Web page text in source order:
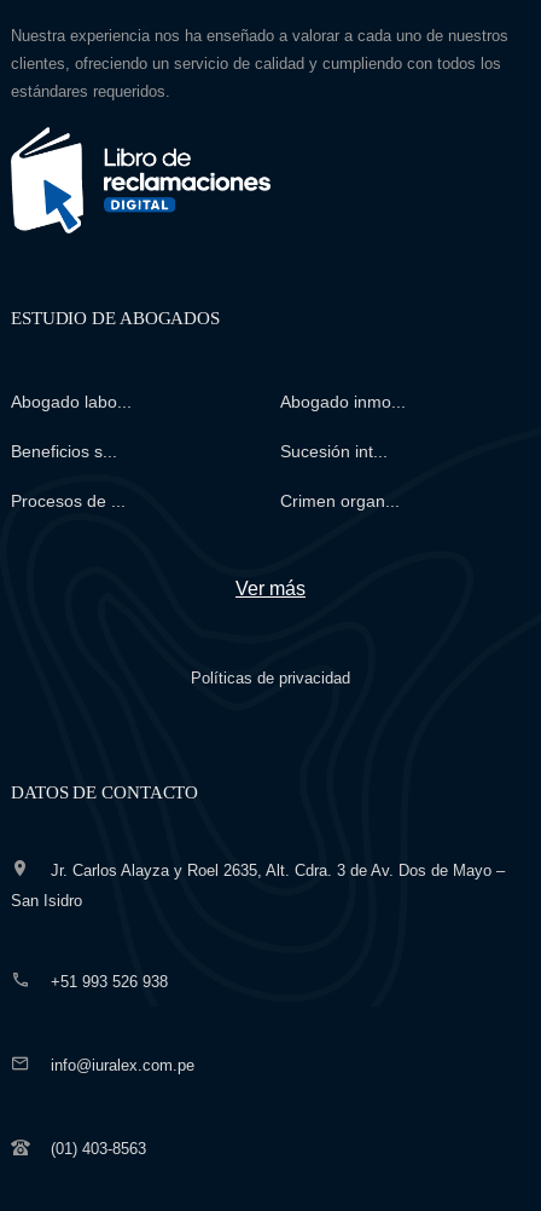
Nuestra experiencia nos ha enseñado a valorar a cada uno de nuestros
clientes, ofreciendo un servicio de calidad y cumpliendo con todos los
estándares requeridos.
ESTUDIO DE ABOGADOS
Abogado labo... Abogado inmo...
Beneficios s... Sucesión int...
Procesos de ... Crimen organ...
Ver más
Políticas de privacidad
DATOS DE CONTACTO
Jr. Carlos Alayza y Roel 2635, Alt. Cdra. 3 de Av. Dos de Mayo –
San Isidro
+51 993 526 938
info@iuralex.com.pe
(01) 403-8563